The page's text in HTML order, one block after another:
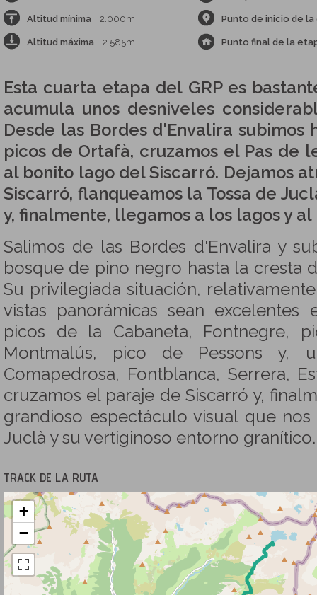
Altitud mínima 2.000m Punto de inicio de
Altitud máxima 2.585m Punto final de la
Esta cuarta etapa del GRP es
acumula unos desniveles
Desde las Bordes d'Envalira subimos
picos de Ortafà, cruzamos el Pas de
al bonito lago del Siscarró. Dejamos
Siscarró, flanqueamos la Tossa de
y, finalmente, llegamos a los lagos y
Salimos de las Bordes d'Envalira y
bosque de pino negro hasta la cresta
Su privilegiada situación,
vistas panorámicas sean excelentes
picos de la Cabaneta, Fontnegre,
Montmalús, pico de Pessons y,
Comapedrosa, Fontblanca, Serrera,
cruzamos el paraje de Siscarró y,
grandioso espectáculo visual que
Juclà y su vertiginoso entorno granítico.
TRACK DE LA RUTA
+
−